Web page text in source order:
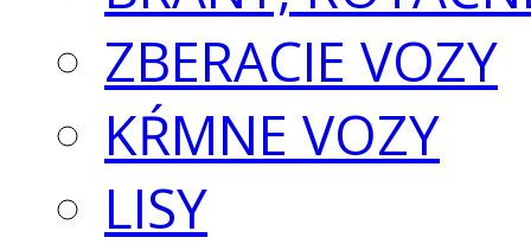
ZBERACIE VOZY
KŔMNE VOZY
LISY